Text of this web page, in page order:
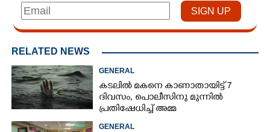
RELATED NEWS
GENERAL
കടലിൽ മകനെ കാണാതായിട്ട് 7
ദിവസം, പൊലീസിനു മുന്നിൽ
പ്രതിഷേധിച്ച് അമ്മ
GENERAL